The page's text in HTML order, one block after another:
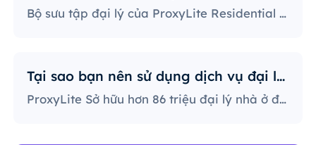
Bộ sưu tập đại lý của ProxyLite Residential cung cấp vô số đại lý, do đó khách hàng của chúng ta không cần lo lắng về sự ngừng hoạt động và sự ngăn chặn của IP. Bạn có thể sử dụng máy chủ đại lý tại các địa điểm hợp tác với nhà cung cấp để truy cập dữ liệu cần thiết.
Tại sao bạn nên sử dụng dịch vụ đại lý ProxyLite?
ProxyLite Sở hữu hơn 86 triệu đại lý nhà ở đạt tiêu chuẩn toàn cầu, là sự lựa chọn hàng đầu của máy chủ đại lý thực sự.